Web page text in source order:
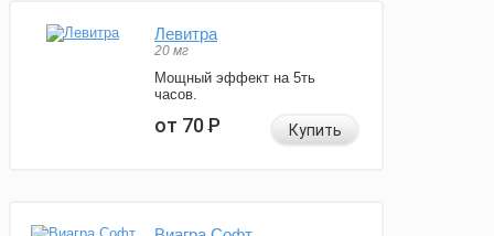
Левитра
20 мг
Мощный эффект на 5ть
часов.
от 70Р Купить